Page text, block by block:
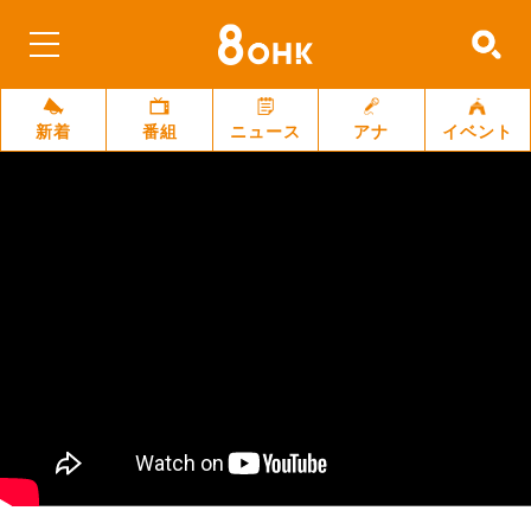
新着 番組 ニュース アナ イベント